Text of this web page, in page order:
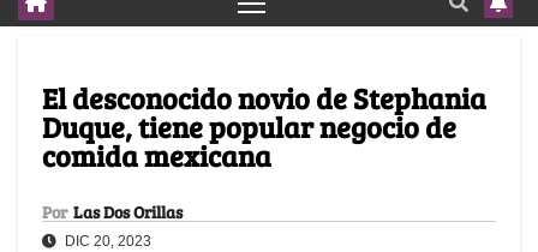
El desconocido novio de Stephania
Duque, tiene popular negocio de
comida mexicana
Por Las Dos Orillas
DIC 20, 2023